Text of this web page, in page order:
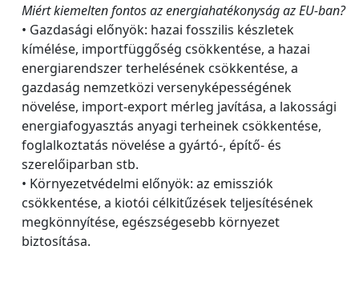
Miért kiemelten fontos az energiahatékonyság az EU-ban?
• Gazdasági előnyök: hazai fosszilis készletek
kímélése, importfüggőség csökkentése, a hazai
energiarendszer terhelésének csökkentése, a
gazdaság nemzetközi versenyképességének
növelése, import-export mérleg javítása, a lakossági
energiafogyasztás anyagi terheinek csökkentése,
foglalkoztatás növelése a gyártó-, építő- és
szerelőiparban stb.
• Környezetvédelmi előnyök: az emissziók
csökkentése, a kiotói célkitűzések teljesítésének
megkönnyítése, egészségesebb környezet
biztosítása.